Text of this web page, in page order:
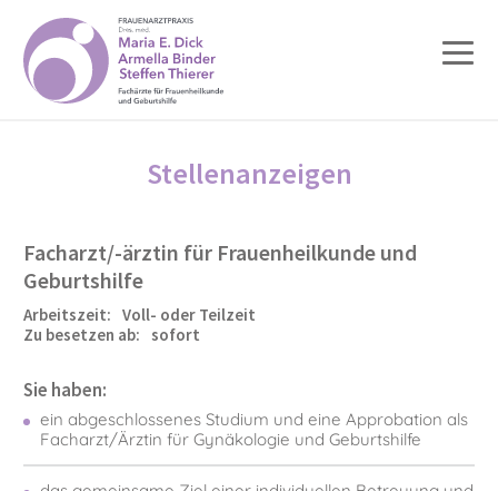
Stellenanzeigen
Facharzt/-ärztin für Frauenheilkunde und
Geburtshilfe
Arbeitszeit: Voll- oder Teilzeit
Zu besetzen ab: sofort
Sie haben:
ein abgeschlossenes Studium und eine Approbation als
Facharzt/Ärztin für Gynäkologie und Geburtshilfe